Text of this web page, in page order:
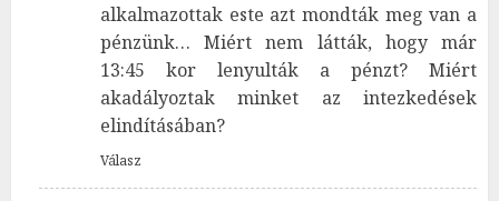
alkalmazottak este azt mondták meg van a
pénzünk… Miért nem látták, hogy már
13:45 kor lenyulták a pénzt? Miért
akadályoztak minket az intezkedések
elindításában?
Válasz